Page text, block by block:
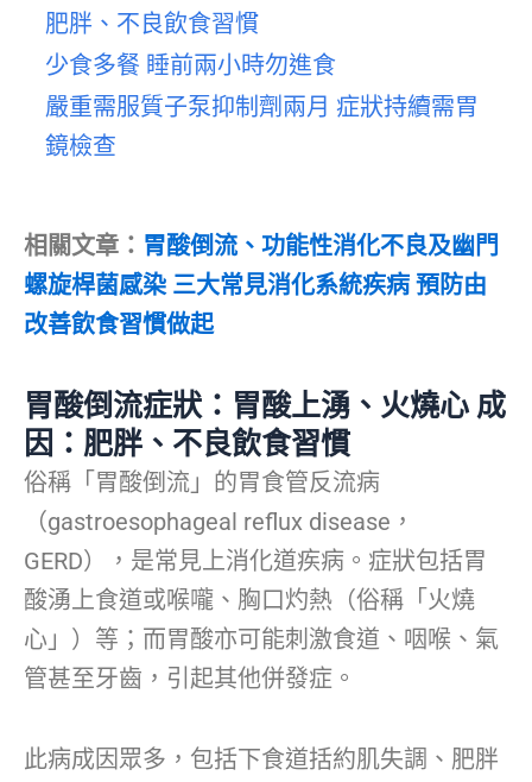
肥胖、不良飲食習慣
少食多餐 睡前兩小時勿進食
嚴重需服質子泵抑制劑兩月 症狀持續需胃
鏡檢查
相關文章： 胃酸倒流、功能性消化不良及幽門
螺旋桿菌感染 三大常見消化系統疾病 預防由
改善飲食習慣做起
胃酸倒流症狀：胃酸上湧、火燒心 成
因：肥胖、不良飲食習慣
俗稱「胃酸倒流」的胃食管反流病
（gastroesophageal reflux disease，
GERD），是常見上消化道疾病。症狀包括胃
酸湧上食道或喉嚨、胸口灼熱（俗稱「火燒
心」）等；而胃酸亦可能刺激食道、咽喉、氣
管甚至牙齒，引起其他併發症。
此病成因眾多，包括下食道括約肌失調、肥胖